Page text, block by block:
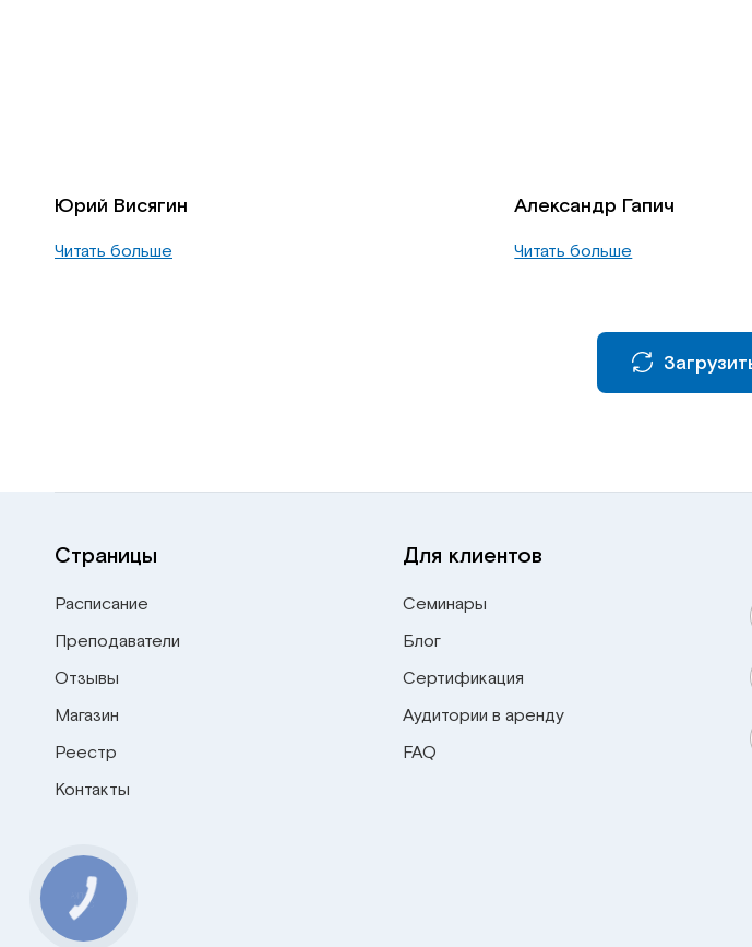
Юрий Висягин
Читать больше
Александр Гапич
Читать больше
Страницы
Расписание
Преподаватели
Отзывы
Магазин
Реестр
Контакты
Для клиентов
Семинары
Блог
Сертификация
Аудитории в аренду
FAQ
КНОПКА
СВЯЗИ